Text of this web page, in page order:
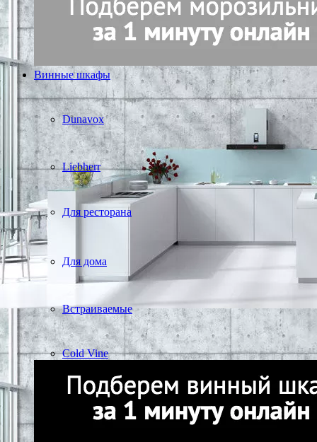
Винные шкафы
Dunavox
Liebherr
Для ресторана
Для дома
Встраиваемые
Cold Vine